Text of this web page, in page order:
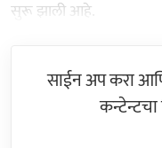
सुरू झाली आहे.
साईन अप करा